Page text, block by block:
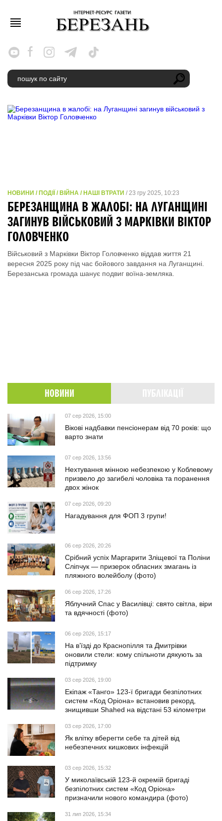
НОВИНИ / ПОДІЇ / ВІЙНА / НАШІ ВТРАТИ / 23 гру 2025, 10:23
БЕРЕЗАНЩИНА В ЖАЛОБІ: НА ЛУГАНЩИНІ
ЗАГИНУВ ВІЙСЬКОВИЙ З МАРКІВКИ ВІКТОР
ГОЛОВЧЕНКО
Військовий з Марківки Віктор Головченко віддав життя 21
вересня 2025 року під час бойового завдання на Луганщині.
Березанська громада шанує подвиг воїна-земляка.
НОВИНИ
07 сер 2026, 15:00
Вікові надбавки пенсіонерам від 70 років: що
варто знати
07 сер 2026, 13:56
Нехтування мінною небезпекою у Коблевому
призвело до загибелі чоловіка та поранення
двох жінок
07 сер 2026, 09:20
Нагадування для ФОП 3 групи!
06 сер 2026, 20:26
Срібний успіх Маргарити Зліщевої та Поліни
Сліпчук — призерок обласних змагань із
пляжного волейболу (фото)
06 сер 2026, 17:26
Яблучний Спас у Василівці: свято світла, віри
та вдячності (фото)
06 сер 2026, 15:17
На в’їзді до Краснопілля та Дмитрівки
оновили стели: кому спільноти дякують за
підтримку
03 сер 2026, 19:00
Екіпаж «Танго» 123-ї бригади безпілотних
систем «Код Оріона» встановив рекорд,
знищивши Shahed на відстані 53 кілометри
03 сер 2026, 17:00
Як влітку вберегти себе та дітей від
небезпечних кишкових інфекцій
03 сер 2026, 15:32
У миколаївській 123-й окремій бригаді
безпілотних систем «Код Оріона»
призначили нового командира (фото)
31 лип 2026, 15:34